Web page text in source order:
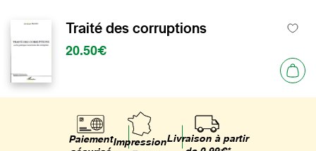
Traité des corruptions
20.50€
PaiementImpressionLivraison à partir